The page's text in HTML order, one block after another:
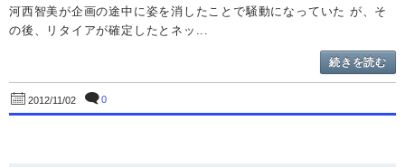
河西智美が企画の途中に姿を消したことで騒動になっていた が、そ
の後、リタイアが確定したとネッ...
続きを読む
2012/11/02 0